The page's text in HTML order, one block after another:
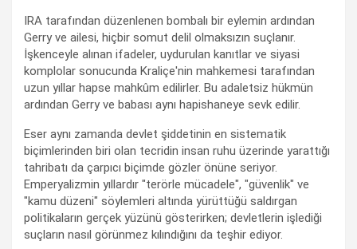
IRA tarafından düzenlenen bombalı bir eylemin ardından
Gerry ve ailesi, hiçbir somut delil olmaksızın suçlanır.
İşkenceyle alınan ifadeler, uydurulan kanıtlar ve siyasi
komplolar sonucunda Kraliçe'nin mahkemesi tarafından
uzun yıllar hapse mahkûm edilirler. Bu adaletsiz hükmün
ardından Gerry ve babası aynı hapishaneye sevk edilir.
Eser aynı zamanda devlet şiddetinin en sistematik
biçimlerinden biri olan tecridin insan ruhu üzerinde yarattığı
tahribatı da çarpıcı biçimde gözler önüne seriyor.
Emperyalizmin yıllardır "terörle mücadele", "güvenlik" ve
"kamu düzeni" söylemleri altında yürüttüğü saldırgan
politikaların gerçek yüzünü gösterirken; devletlerin işlediği
suçların nasıl görünmez kılındığını da teşhir ediyor.